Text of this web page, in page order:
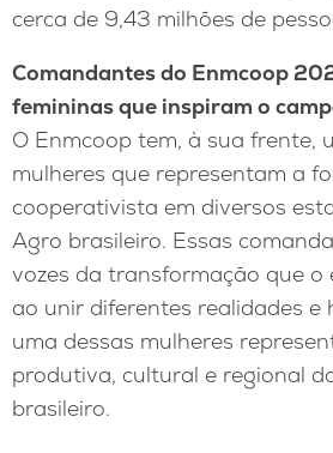
cerca de 9,43 milhões de
Comandantes do Enmcoop
femininas que inspiram o
O Enmcoop tem, à sua frente,
mulheres que representam a
cooperativista em diversos
Agro brasileiro. Essas
vozes da transformação que
ao unir diferentes realidades e
uma dessas mulheres
produtiva, cultural e regional
brasileiro.